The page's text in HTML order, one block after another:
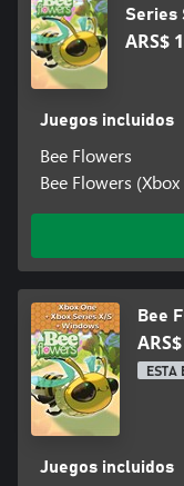
Series
ARS$
Juegos incluidos
Bee Flowers
Bee Flowers
Bee
ESTA
Juegos incluidos